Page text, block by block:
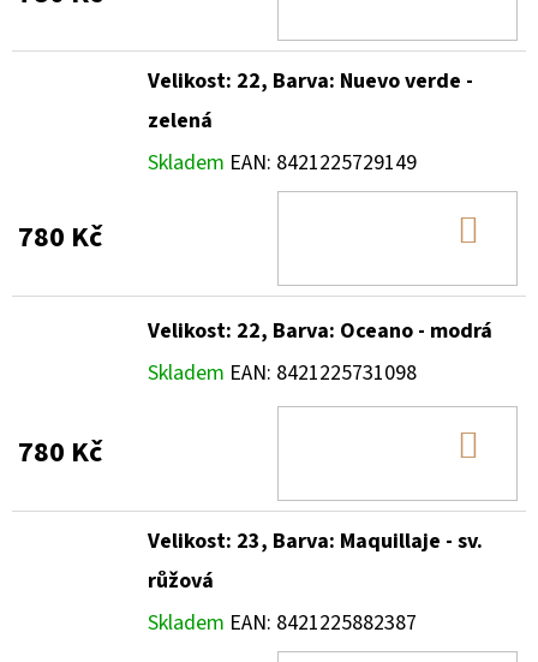
Velikost: 22, Barva: Nuevo verde -
zelená
Skladem EAN: 8421225729149
780 Kč
Velikost: 22, Barva: Oceano - modrá
Skladem EAN: 8421225731098
780 Kč
Velikost: 23, Barva: Maquillaje - sv.
růžová
Skladem EAN: 8421225882387